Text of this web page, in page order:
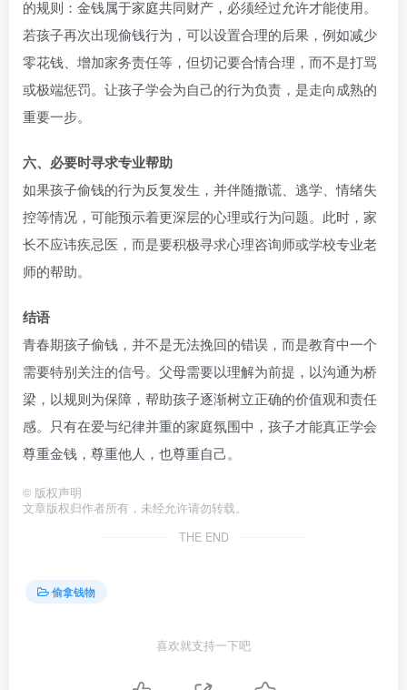
的规则：金钱属于家庭共同财产，必须经过允许才能使用。
若孩子再次出现偷钱行为，可以设置合理的后果，例如减少
零花钱、增加家务责任等，但切记要合情合理，而不是打骂
或极端惩罚。让孩子学会为自己的行为负责，是走向成熟的
重要一步。
六、必要时寻求专业帮助
如果孩子偷钱的行为反复发生，并伴随撒谎、逃学、情绪失
控等情况，可能预示着更深层的心理或行为问题。此时，家
长不应讳疾忌医，而是要积极寻求心理咨询师或学校专业老
师的帮助。
结语
青春期孩子偷钱，并不是无法挽回的错误，而是教育中一个
需要特别关注的信号。父母需要以理解为前提，以沟通为桥
梁，以规则为保障，帮助孩子逐渐树立正确的价值观和责任
感。只有在爱与纪律并重的家庭氛围中，孩子才能真正学会
尊重金钱，尊重他人，也尊重自己。
© 版权声明
文章版权归作者所有，未经允许请勿转载。
THE END
偷拿钱物
喜欢就支持一下吧